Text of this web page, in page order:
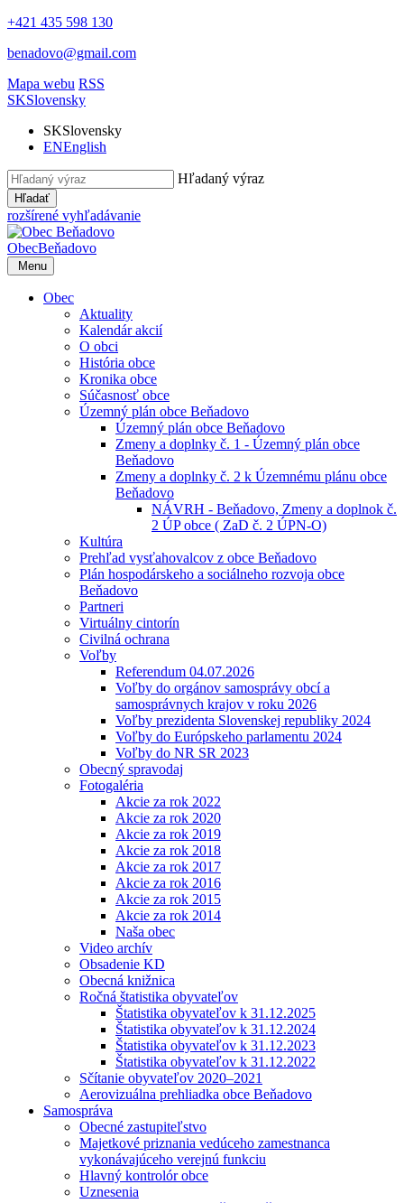
+421 435 598 130
benadovo@gmail.com
Mapa webu RSS
SKSlovensky
SKSlovensky
ENEnglish
Hľadaný výraz
Hľadať
rozšírené vyhľadávanie
ObecBeňadovo
Menu
Obec
Aktuality
Kalendár akcií
O obci
História obce
Kronika obce
Súčasnosť obce
Územný plán obce Beňadovo
Územný plán obce Beňadovo
Zmeny a doplnky č. 1 - Územný plán obce
Beňadovo
Zmeny a doplnky č. 2 k Územnému plánu obce
Beňadovo
NÁVRH - Beňadovo, Zmeny a doplnok č.
2 ÚP obce ( ZaD č. 2 ÚPN-O)
Kultúra
Prehľad vysťahovalcov z obce Beňadovo
Plán hospodárskeho a sociálneho rozvoja obce
Beňadovo
Partneri
Virtuálny cintorín
Civilná ochrana
Voľby
Referendum 04.07.2026
Voľby do orgánov samosprávy obcí a
samosprávnych krajov v roku 2026
Voľby prezidenta Slovenskej republiky 2024
Voľby do Európskeho parlamentu 2024
Voľby do NR SR 2023
Obecný spravodaj
Fotogaléria
Akcie za rok 2022
Akcie za rok 2020
Akcie za rok 2019
Akcie za rok 2018
Akcie za rok 2017
Akcie za rok 2016
Akcie za rok 2015
Akcie za rok 2014
Naša obec
Video archív
Obsadenie KD
Obecná knižnica
Ročná štatistika obyvateľov
Štatistika obyvateľov k 31.12.2025
Štatistika obyvateľov k 31.12.2024
Štatistika obyvateľov k 31.12.2023
Štatistika obyvateľov k 31.12.2022
Sčítanie obyvateľov 2020–2021
Aerovizuálna prehliadka obce Beňadovo
Samospráva
Obecné zastupiteľstvo
Majetkové priznania vedúceho zamestnanca
vykonávajúceho verejnú funkciu
Hlavný kontrolór obce
Uznesenia